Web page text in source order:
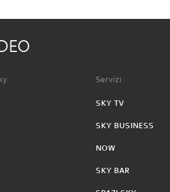
Servizi:
SKY TV
SKY BUSINESS
NOW
SKY BAR